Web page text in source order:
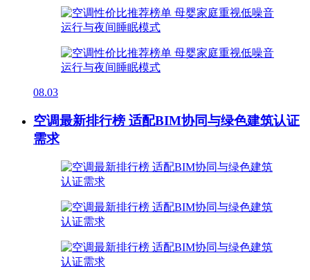
08.03
空调最新排行榜 适配BIM协同与绿色建筑认证
需求